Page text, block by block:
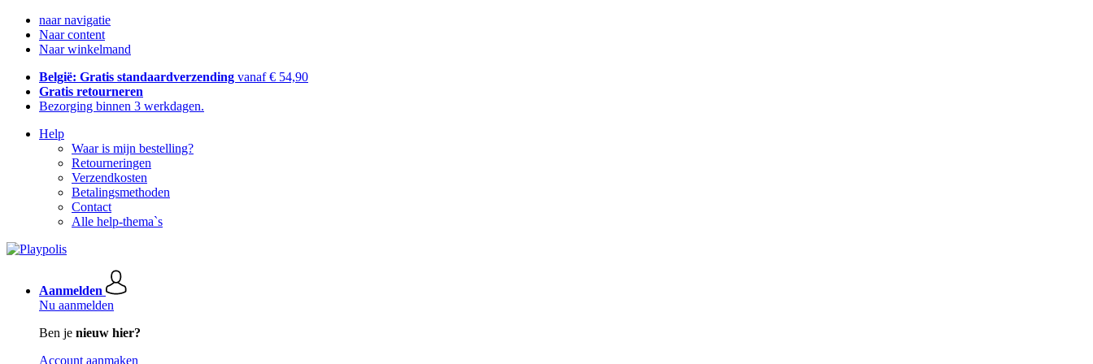
naar navigatie
Naar content
Naar winkelmand
België: Gratis standaardverzending vanaf € 54,90
Gratis retourneren
Bezorging binnen 3 werkdagen.
Help
Waar is mijn bestelling?
Retourneringen
Verzendkosten
Betalingsmethoden
Contact
Alle help-thema`s
Aanmelden
Nu aanmelden
Ben je nieuw hier?
Account aanmaken